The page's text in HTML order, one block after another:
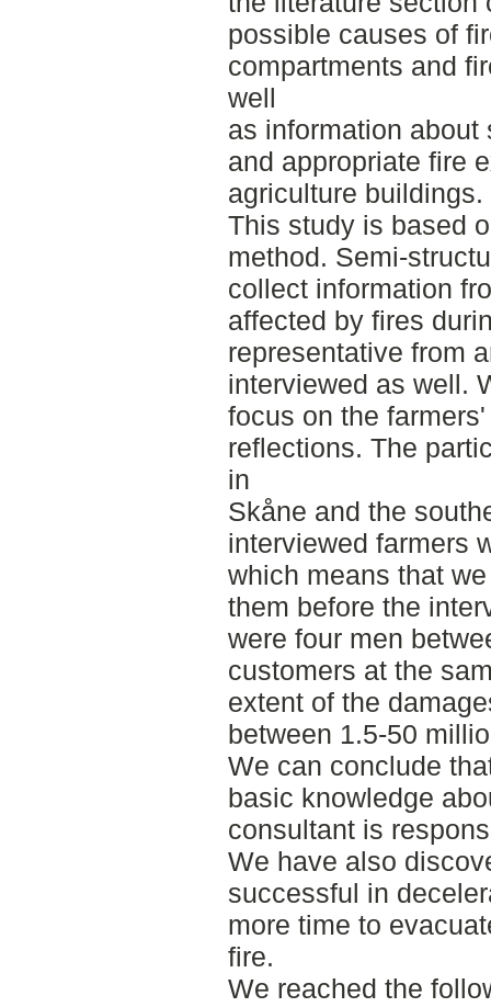
possible causes of
compartments and
well
as information
and appropriate fire
agriculture buildings.
This study is based
method. Semi-
collect information
affected by fires
representative from
interviewed as well.
focus on the
reflections. The
in
Skåne and the
interviewed farmers
which means that
them before the
were four men
customers at the
extent of the
between 1.5-50
We can conclude
basic knowledge
consultant is
We have also
successful in
more time to
fire.
We reached the